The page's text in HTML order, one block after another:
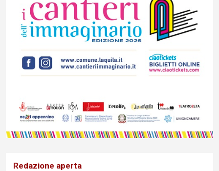
Redazione aperta